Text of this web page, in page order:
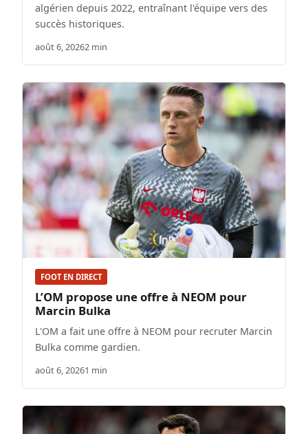
algérien depuis 2022, entraînant l'équipe vers des
succès historiques.
août 6, 20262 min
FOOT EN DIRECT
L’OM propose une offre à NEOM pour
Marcin Bulka
L'OM a fait une offre à NEOM pour recruter Marcin
Bulka comme gardien.
août 6, 20261 min